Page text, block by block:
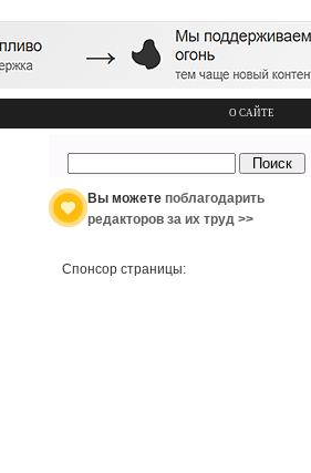
О САЙТЕ
Вы можете поблагодарить
редакторов за их труд >>
Спонсор страницы: